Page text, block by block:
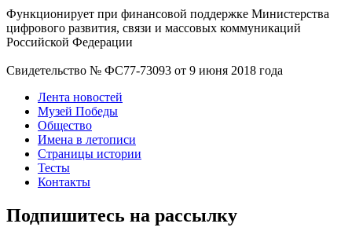
Функционирует при финансовой поддержке Министерства
цифрового развития, связи и массовых коммуникаций
Российской Федерации
Свидетельство № ФС77-73093 от 9 июня 2018 года
Лента новостей
Музей Победы
Общество
Имена в летописи
Страницы истории
Тесты
Контакты
Подпишитесь на рассылку